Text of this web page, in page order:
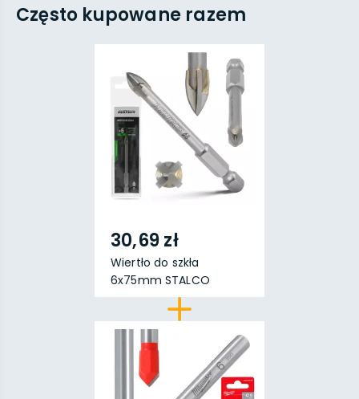
Często kupowane razem
30,69 zł
Wiertło do szkła
6x75mm STALCO